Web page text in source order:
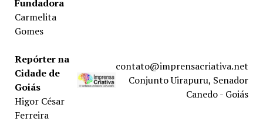
Fundadora
Carmelita
Gomes
Repórter na
Cidade de
Goiás
Higor César
Ferreira
contato@imprensacriativa.net
Conjunto Uirapuru, Senador
Canedo - Goiás